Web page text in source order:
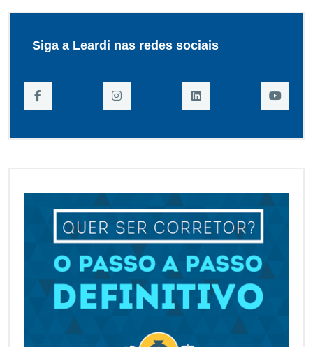
Siga a Leardi nas redes sociais